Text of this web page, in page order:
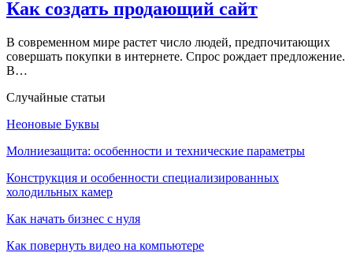
Как создать продающий сайт
В современном мире растет число людей, предпочитающих
совершать покупки в интернете. Спрос рождает предложение.
В…
Случайные статьи
Неоновые Буквы
Молниезащита: особенности и технические параметры
Конструкция и особенности специализированных
холодильных камер
Как начать бизнес с нуля
Как повернуть видео на компьютере